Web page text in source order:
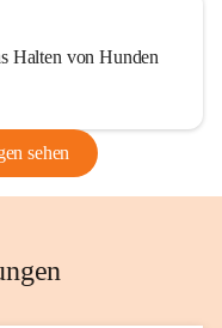
Halten von Hunden
sehen